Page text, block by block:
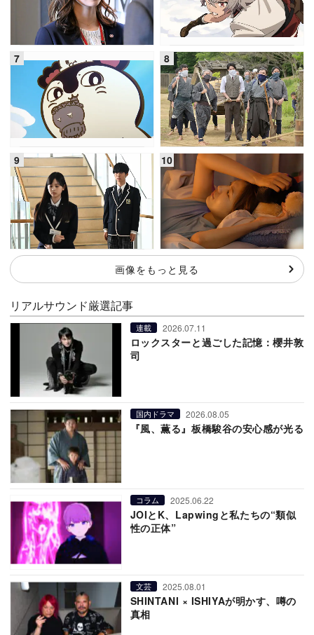
画像をもっと見る
リアルサウンド厳選記事
連載 2026.07.11
ロックスターと過ごした記憶：櫻井敦
司
国内ドラマ 2026.08.05
『風、薫る』板橋駿谷の安心感が光る
コラム 2025.06.22
JOIとK、Lapwingと私たちの“類似
性の正体”
文芸 2025.08.01
SHINTANI × ISHIYAが明かす、噂の
真相